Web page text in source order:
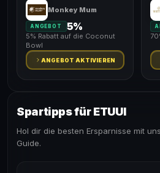
Monkey Mum
ANGEBOT 5%
5% Rabatt auf die Coconut
Bowl
ANGEBOT AKTIVIEREN
Spartipps für ETUUI
Hol dir die besten Ersparnisse mit
Guide.